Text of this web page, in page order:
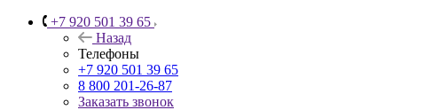
+7 920 501 39 65
Назад
Телефоны
+7 920 501 39 65
8 800 201-26-87
Заказать звонок